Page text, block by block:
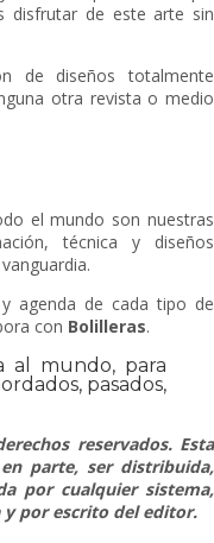
disfrutar de este arte sin
de diseños totalmente
otra revista o medio
el mundo son nuestras
técnica y diseños
agenda de cada tipo de
con Bolilleras.
al mundo, para
pasados,
reservados. Esta
parte, ser distribuida,
por cualquier sistema,
por escrito del editor.